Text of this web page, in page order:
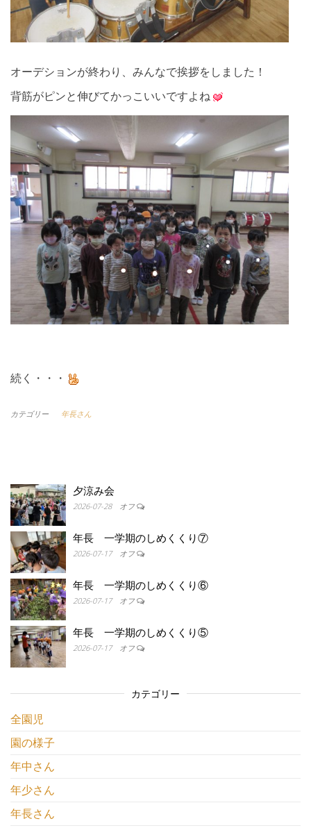
オーデションが終わり、みんなで挨拶をしました！
背筋がピンと伸びてかっこいいですよね
続く・・・
カテゴリー 年長さん
夕涼み会
2026-07-28 オフ
年長 一学期のしめくくり⑦
2026-07-17 オフ
年長 一学期のしめくくり⑥
2026-07-17 オフ
年長 一学期のしめくくり⑤
2026-07-17 オフ
カテゴリー
全園児
園の様子
年中さん
年少さん
年長さん